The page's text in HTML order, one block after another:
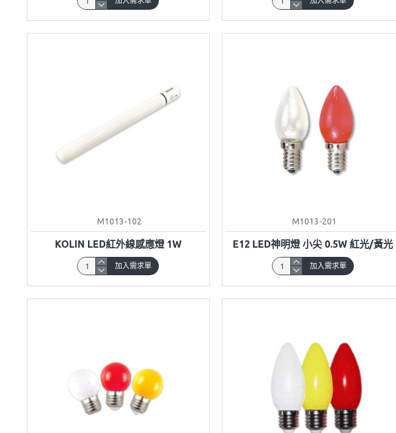
M1013-102
KOLIN LED紅外線感應燈 1W
加入需求單
M1013-201
E12 LED神明燈 小尖 0.5W 紅光/黃光
加入需求單